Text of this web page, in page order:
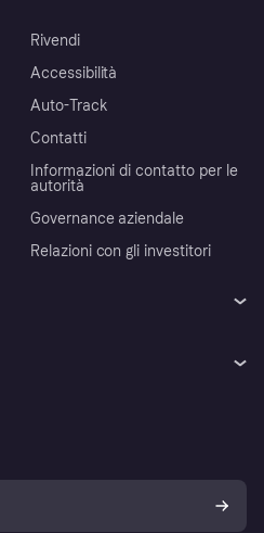
Rivendi
Accessibilità
Auto-Track
Contatti
Informazioni di contatto per le
autorità
Governance aziendale
Relazioni con gli investitori